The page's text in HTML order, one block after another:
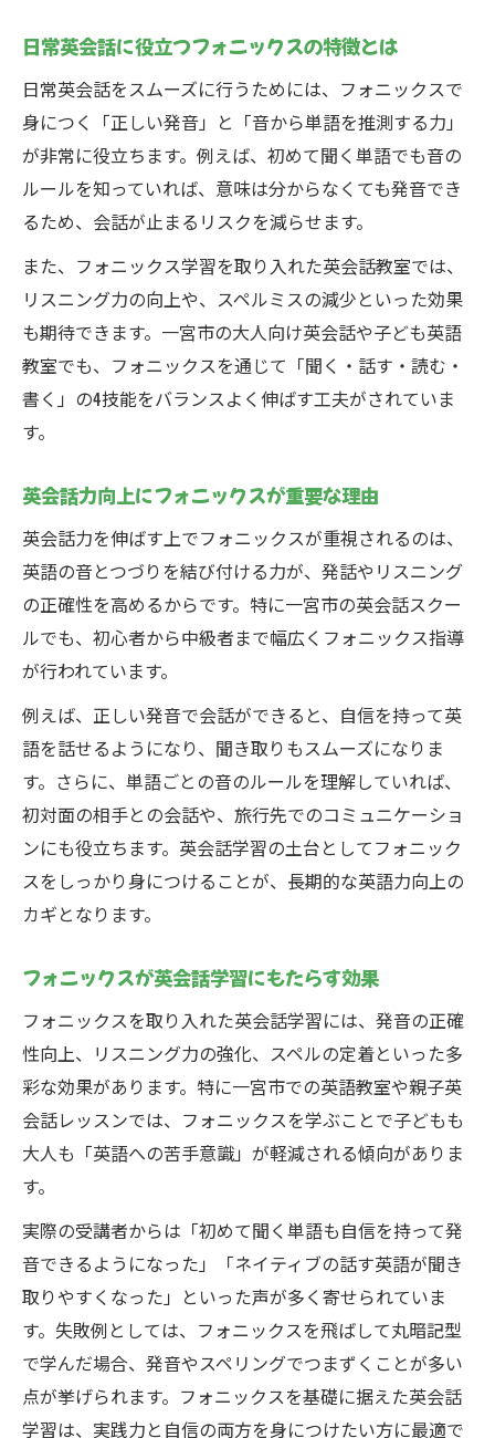
大人も学べるフォニックス付き英会話教室
とは
英会話とフォニックス両対応の選び方ポイ
ント
発音と読みを伸ばす英会話レッスン活用術
フォニックスで英会話発音力を効果的に伸
ばす
英会話レッスンで読みのスキルを高める方
法
発音指導が強い英会話レッスンの選び方
英会話学習で実感するフォニックス活用の
術
日常英会話に役立つフォニックスの特徴とは
日常英会話をスムーズに行うためには、フォニックスで
身につく「正しい発音」と「音から単語を推測する力」
が非常に役立ちます。例えば、初めて聞く単語でも音の
ルールを知っていれば、意味は分からなくても発音でき
るため、会話が止まるリスクを減らせます。
また、フォニックス学習を取り入れた英会話教室では、
リスニング力の向上や、スペルミスの減少といった効果
も期待できます。一宮市の大人向け英会話や子ども英語
教室でも、フォニックスを通じて「聞く・話す・読む・
書く」の4技能をバランスよく伸ばす工夫がされていま
す。
英会話力向上にフォニックスが重要な理由
英会話力を伸ばす上でフォニックスが重視されるのは、
英語の音とつづりを結び付ける力が、発話やリスニング
の正確性を高めるからです。特に一宮市の英会話スクー
ルでも、初心者から中級者まで幅広くフォニックス指導
が行われています。
例えば、正しい発音で会話ができると、自信を持って英
語を話せるようになり、聞き取りもスムーズになりま
す。さらに、単語ごとの音のルールを理解していれば、
初対面の相手との会話や、旅行先でのコミュニケーショ
ンにも役立ちます。英会話学習の土台としてフォニック
スをしっかり身につけることが、長期的な英語力向上の
カギとなります。
フォニックスが英会話学習にもたらす効果
フォニックスを取り入れた英会話学習には、発音の正確
性向上、リスニング力の強化、スペルの定着といった多
彩な効果があります。特に一宮市での英語教室や親子英
会話レッスンでは、フォニックスを学ぶことで子どもも
大人も「英語への苦手意識」が軽減される傾向がありま
す。
実際の受講者からは「初めて聞く単語も自信を持って発
音できるようになった」「ネイティブの話す英語が聞き
取りやすくなった」といった声が多く寄せられていま
す。失敗例としては、フォニックスを飛ばして丸暗記型
で学んだ場合、発音やスペリングでつまずくことが多い
点が挙げられます。フォニックスを基礎に据えた英会話
学習は、実践力と自信の両方を身につけたい方に最適で